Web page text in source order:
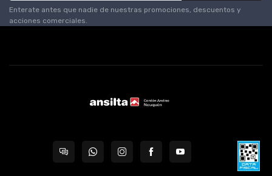
Enterate antes que nadie de nuestras promociones, descuentos y
acciones comerciales.